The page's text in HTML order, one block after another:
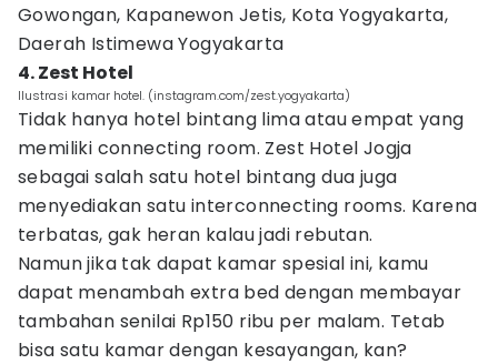
Gowongan, Kapanewon Jetis, Kota Yogyakarta,
Daerah Istimewa Yogyakarta
4. Zest Hotel
Ilustrasi kamar hotel. (instagram.com/zest.yogyakarta)
Tidak hanya hotel bintang lima atau empat yang
memiliki connecting room. Zest Hotel Jogja
sebagai salah satu hotel bintang dua juga
menyediakan satu interconnecting rooms. Karena
terbatas, gak heran kalau jadi rebutan.
Namun jika tak dapat kamar spesial ini, kamu
dapat menambah extra bed dengan membayar
tambahan senilai Rp150 ribu per malam. Tetab
bisa satu kamar dengan kesayangan, kan?